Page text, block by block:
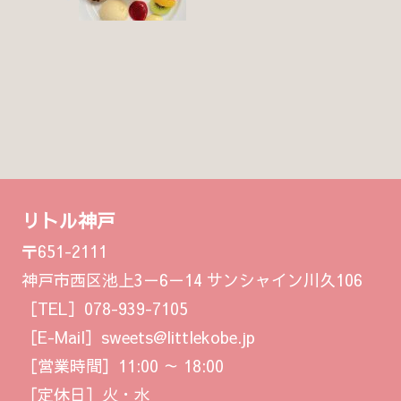
リトル神戸
〒651-2111
神戸市西区池上3－6－14 サンシャイン川久106
［TEL］078-939-7105
［E-Mail］sweets@littlekobe.jp
［営業時間］11:00 ～ 18:00
［定休日］火・水